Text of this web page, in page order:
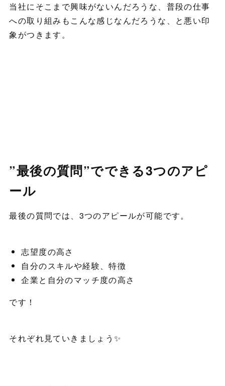
当社にそこまで興味がないんだろうな、普段の仕事
への取り組みもこんな感じなんだろうな、と悪い印
象がつきます。
”最後の質問”でできる3つのアピ
ール
最後の質問では、3つのアピールが可能です。
志望度の高さ
自分のスキルや経験、特徴
企業と自分のマッチ度の高さ
です！
それぞれ見ていきましょう✨